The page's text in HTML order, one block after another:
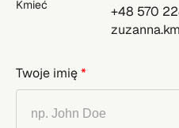
+48 570
Twoje imię*